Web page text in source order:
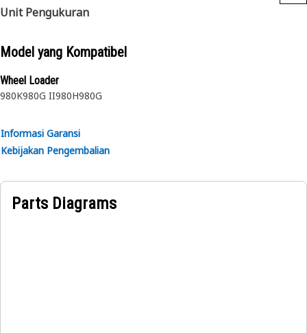
Digunakan untuk mengurangi percikan ban dan
yang berasal dari alat berat beroda.
Unit Pengukuran
Model yang Kompatibel
Wheel Loader
980K980G II980H980G
Informasi Garansi
Kebijakan Pengembalian
Parts Diagrams